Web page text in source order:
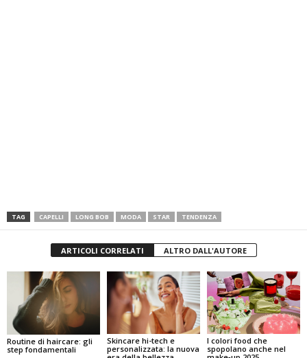
TAG CAPELLI LONG BOB MODA STAR TENDENZA
ARTICOLI CORRELATI ALTRO DALL'AUTORE
Routine di haircare: gli
step fondamentali
Skincare hi-tech e
personalizzata: la nuova
I colori food che
spopolano anche nel